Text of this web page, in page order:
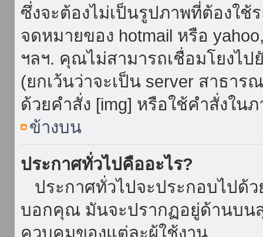
ซึ่งจะต้องไม่เป็นรูปภาพที่ต้องใ
จดหมายของ hotmail หรือ
ฯลฯ. คุณไม่สามารถเชื่อมโยงไ
(ยกเว้นว่าจะเป็น server สาธาร
ด้วยคำสั่ง [img] หรือใช้คำสั่งใ
ข้างบน
ประกาศทั่วไปคืออะไร?
ประกาศทั่วไปจะประกอบไปด้
บอกคุณ มันจะปรากฏอยู่ด้านบน
ควบคุมของแต่ละผู้ใช้งาน